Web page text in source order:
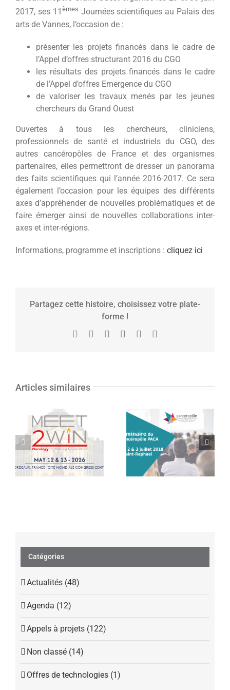
agrandie
2017, ses 11 èmes Journées scientifiques au Palais des
arts de Vannes, l’occasion de :
présenter les projets financés dans le cadre de
l’Appel d’offres structurant 2016 du CGO
les résultats des projets financés dans le cadre
de l’Appel d’offres Emergence du CGO
de valoriser les travaux menés par les jeunes
chercheurs du Grand Ouest
Ouvertes à tous les chercheurs, cliniciens,
professionnels de santé et industriels du CGO, des
autres cancéropôles de France et des organismes
partenaires, elles permettront de dresser un panorama
des faits scientifiques qui l’année 2016-2017. Ce sera
également l’occasion pour les équipes des différents
axes d’appréhender de nouvelles problématiques et de
faire émerger ainsi de nouvelles collaborations inter-
axes et inter-régions.
Informations, programme et inscriptions : cliquez ici
Partagez cette histoire, choisissez votre plate-
forme !
Facebook RedditLinkedIn
Tumblr
Articles similaires
MEET2WIN 2026
– 11ème édition
Séminaire 2018
du Canceropôle
PACA
Catégories
Actualités (48)
Agenda (12)
Appels à projets (122)
Non classé (14)
Offres de technologies (1)